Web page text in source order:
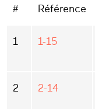
# Référence
1 1-15
2 2-14